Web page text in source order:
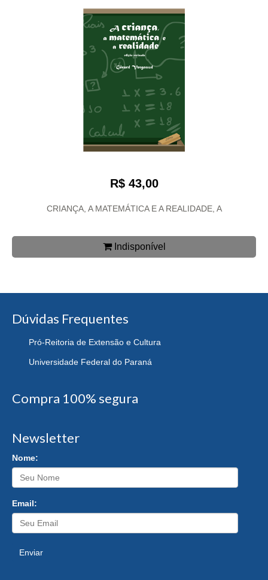
R$ 43,00
CRIANÇA, A MATEMÁTICA E A REALIDADE, A
Indisponível
Dúvidas Frequentes
Pró-Reitoria de Extensão e Cultura
Universidade Federal do Paraná
Compra 100% segura
Newsletter
Nome:
Email:
Enviar